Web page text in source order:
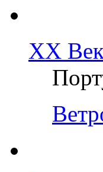
ХХ Век